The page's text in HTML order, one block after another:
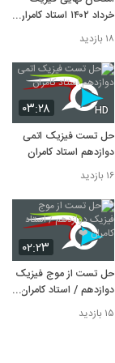
خرداد ۱۴۰۲ استاد کامران
(مولف خیلی‌سبز)
۱۸ بازدید
۰۳:۲۸ HD
حل تست فیزیک اتمی
دوازدهم استاد کامران
۱۶ بازدید
۰۲:۲۳
حل تست از موج فیزیک
دوازدهم / استاد کامران
❤️
۱۵ بازدید